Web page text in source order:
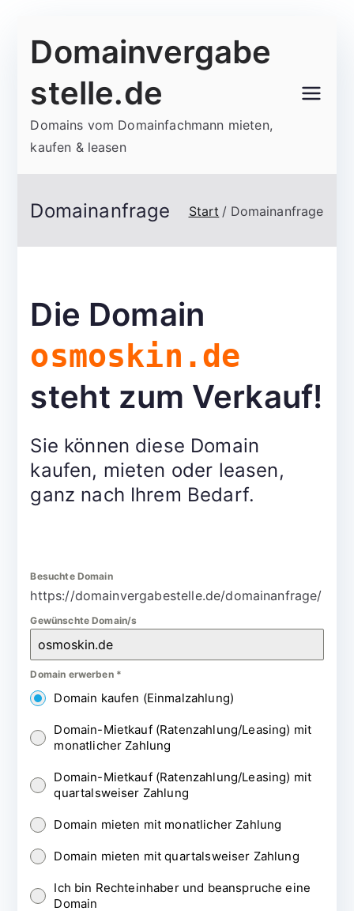
Inhalt
Domainvergabe
stelle.de
Domains vom Domainfachmann mieten,
kaufen & leasen
Domainanfrage Start Domainanfrage
Die Domain
osmoskin.de
steht zum Verkauf!
Sie können diese Domain
kaufen, mieten oder leasen,
ganz nach Ihrem Bedarf.
Besuchte Domain
https://domainvergabestelle.de/domainanfrage/
Gewünschte Domain/s
Domain erwerben *
Domain kaufen (Einmalzahlung)
Domain-Mietkauf (Ratenzahlung/Leasing) mit
monatlicher Zahlung
Domain-Mietkauf (Ratenzahlung/Leasing) mit
quartalsweiser Zahlung
Domain mieten mit monatlicher Zahlung
Domain mieten mit quartalsweiser Zahlung
Ich bin Rechteinhaber und beanspruche eine
Domain